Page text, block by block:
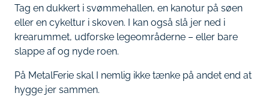
Tag en dukkert i svømmehallen, en kanotur på søen
eller en cykeltur i skoven. I kan også slå jer ned i
krearummet, udforske legeområderne – eller bare
slappe af og nyde roen.
På MetalFerie skal I nemlig ikke tænke på andet end at
hygge jer sammen.